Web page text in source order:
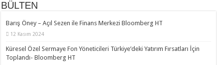
Bloomberg HT – 10 Aralık 2019
7 Ağustos 2017
Yabancı Stratejik Ortaklık Düşünen KOBİ’ler Bu Konuda Nasıl Yol
Alabilir?
DEİK Türkiye-ABD İş Konseyi 30. Yıl Sempozyumu
BÜLTEN
Barış Öney – Açıl Sezen ile Finans Merkezi Bloomberg HT
12 Kasım 2024
Küresel Özel Sermaye Fon Yöneticileri Türkiye’deki Yatırım Fırsatları İçin
Toplandı- Bloomberg HT